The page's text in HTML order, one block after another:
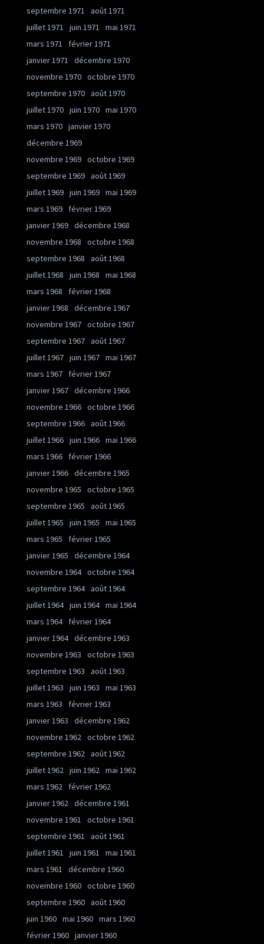
septembre 1971
août 1971
juillet 1971
juin 1971
mai 1971
mars 1971
février 1971
janvier 1971
décembre 1970
novembre 1970 octobre 1970
septembre 1970 août 1970
juillet 1970 juin 1970 mai 1970
mars 1970 janvier 1970
décembre 1969
novembre 1969 octobre 1969
septembre 1969 août 1969
juillet 1969 juin 1969 mai 1969
mars 1969
février 1969
janvier 1969 décembre 1968
novembre 1968
octobre 1968
septembre 1968
août 1968
juillet 1968
juin 1968
mai 1968
mars 1968
février 1968
janvier 1968
décembre 1967
novembre 1967 octobre 1967
septembre 1967 août 1967
juillet 1967 juin 1967 mai 1967
mars 1967
février 1967
janvier 1967 décembre 1966
novembre 1966 octobre 1966
septembre 1966 août 1966
juillet 1966 juin 1966 mai 1966
mars 1966
février 1966
janvier 1966 décembre 1965
novembre 1965
octobre 1965
septembre 1965
août 1965
juillet 1965
juin 1965
mai 1965
mars 1965
février 1965
janvier 1965
décembre 1964
novembre 1964 octobre 1964
septembre 1964 août 1964
juillet 1964 juin 1964 mai 1964
mars 1964
février 1964
janvier 1964 décembre 1963
novembre 1963
octobre 1963
septembre 1963
août 1963
juillet 1963
juin 1963
mai 1963
mars 1963
février 1963
janvier 1963
décembre 1962
novembre 1962 octobre 1962
septembre 1962 août 1962
juillet 1962 juin 1962 mai 1962
mars 1962
février 1962
janvier 1962 décembre 1961
novembre 1961
octobre 1961
septembre 1961
août 1961
juillet 1961
juin 1961
mai 1961
mars 1961
décembre 1960
novembre 1960 octobre 1960
septembre 1960 août 1960
juin 1960 mai 1960 mars 1960
février 1960 janvier 1960